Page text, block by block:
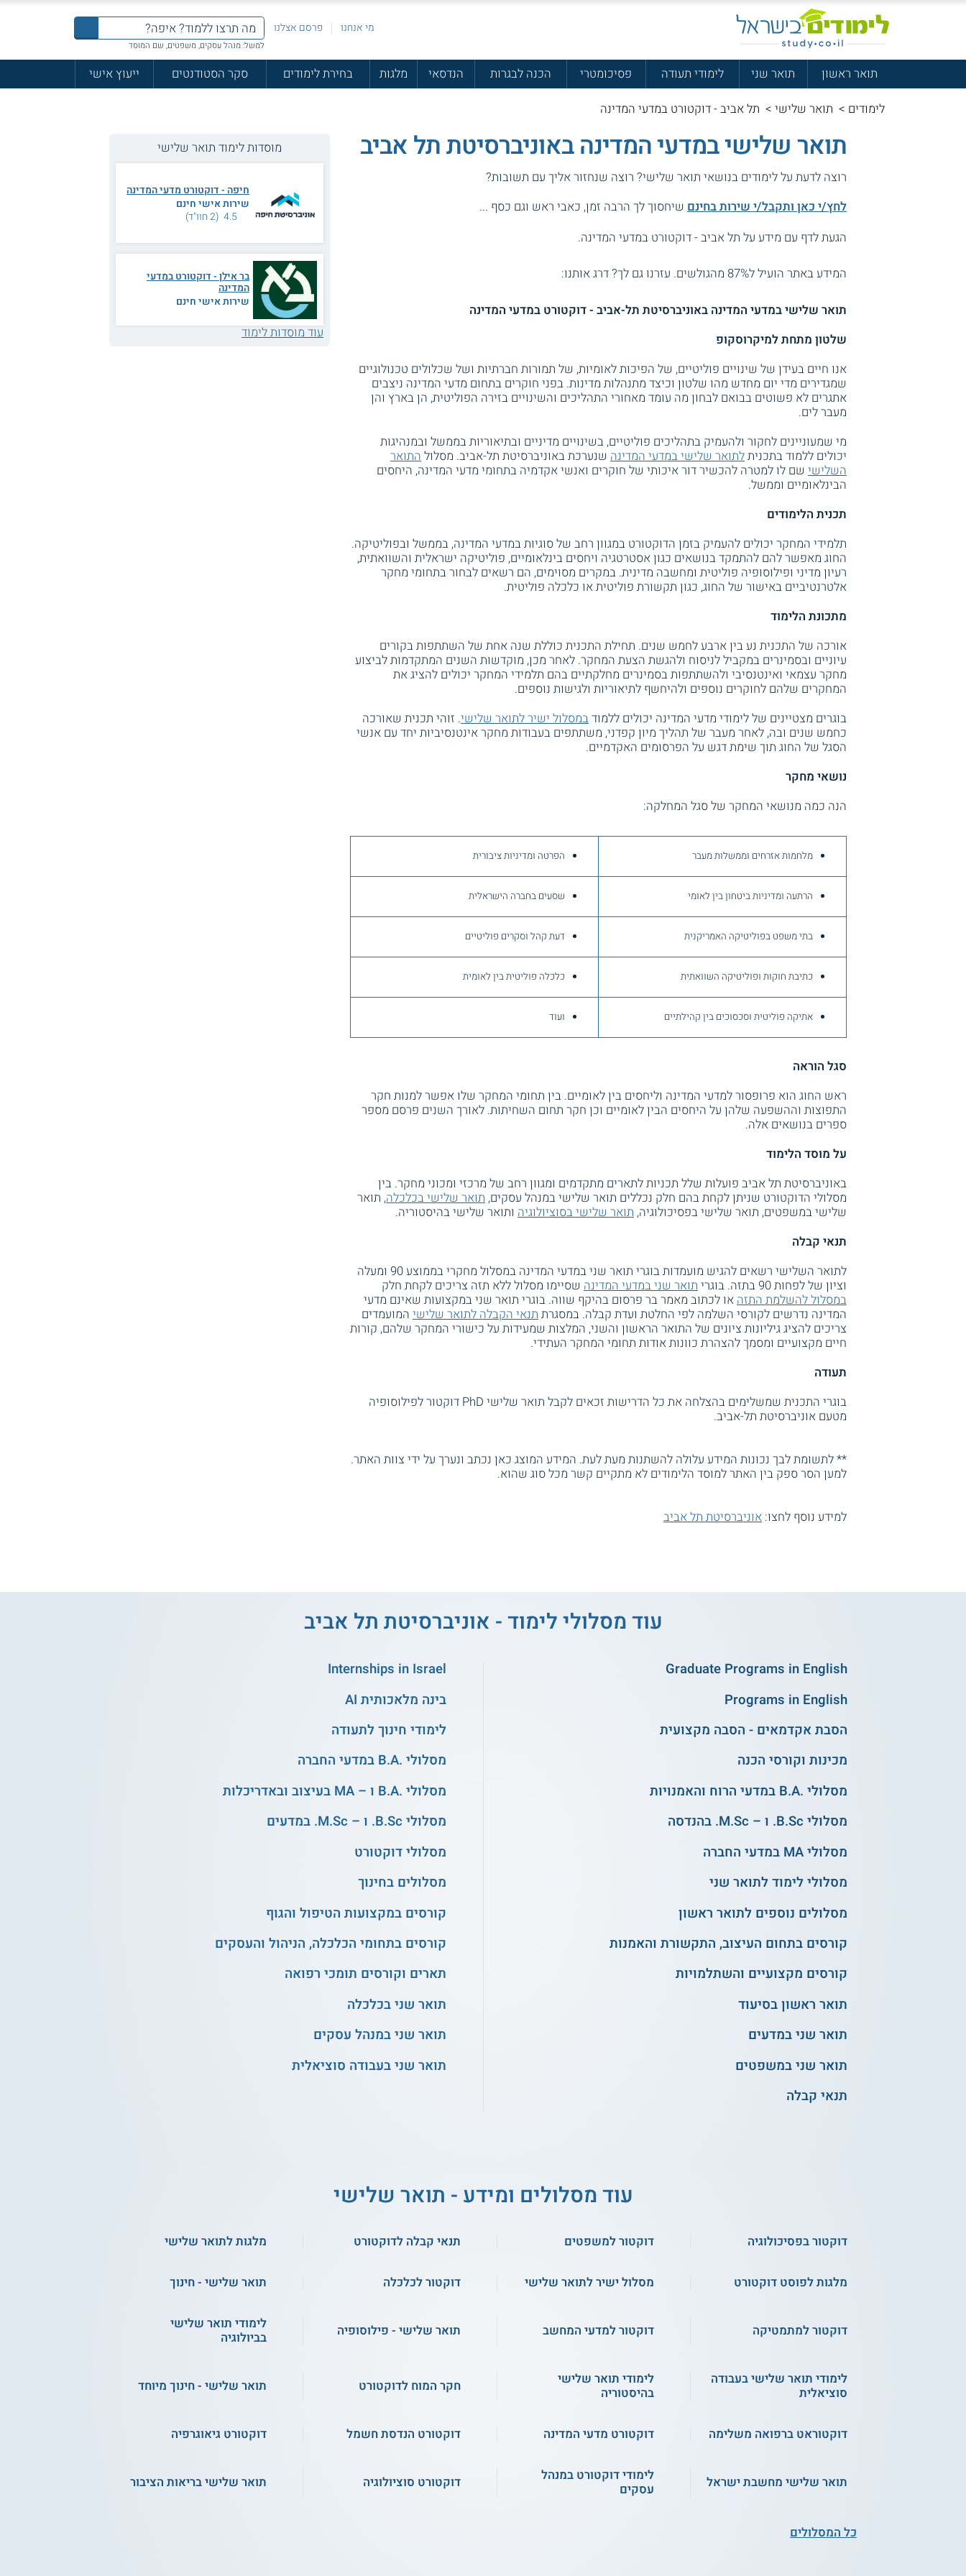
מי אנחנו פרסם אצלנו
למשל: מנהל עסקים, משפטים, שם המוסד
תואר ראשון תואר שני לימודי תעודה פסיכומטרי הכנה לבגרות הנדסאי מלגות בחירת לימודים סקר הסטודנטים
ייעוץ אישי
לימודים > תואר שלישי > תל אביב - דוקטורט במדעי המדינה
תואר שלישי במדעי המדינה באוניברסיטת תל אביב
רוצה לדעת על לימודים בנושאי תואר שלישי? רוצה שנחזור אליך עם תשובות?
לחץ/י כאן ותקבל/י שירות בחינם שיחסוך לך הרבה זמן, כאבי ראש וגם כסף ...
הגעת לדף עם מידע על תל אביב - דוקטורט במדעי המדינה.
המידע באתר הועיל ל87% מהגולשים.
עזרנו גם לך? דרג אותנו:
תואר שלישי במדעי המדינה באוניברסיטת תל-אביב - דוקטורט במדעי המדינה
שלטון מתחת למיקרוסקופ
אנו חיים בעידן של שינויים פוליטיים, של הפיכות לאומיות, של תמורות חברתיות ושל שכלולים טכנולוגיים
שמגדירים מדי יום מחדש מהו שלטון וכיצד מתנהלות מדינות. בפני חוקרים בתחום מדעי המדינה ניצבים
אתגרים לא פשוטים בבואם לבחון מה עומד מאחורי התהליכים והשינויים בזירה הפוליטית, הן בארץ והן
מעבר לים.
מי שמעוניינים לחקור ולהעמיק בתהליכים פוליטיים, בשינויים מדיניים ובתיאוריות בממשל ובמנהיגות
יכולים ללמוד בתכניתלתואר שלישי במדעי המדינה שנערכת באוניברסיטת תל-אביב. מסלולהתואר
השלישי שם לו למטרה להכשיר דור איכותי של חוקרים ואנשי אקדמיה בתחומי מדעי המדינה, היחסים
הבינלאומיים וממשל.
תכנית הלימודים
תלמידי המחקר יכולים להעמיק בזמן הדוקטורט במגוון רחב של סוגיות במדעי המדינה, בממשל ובפוליטיקה.
החוג מאפשר להם להתמקד בנושאים כגון אסטרטגיה ויחסים בינלאומיים, פוליטיקה ישראלית והשוואתית,
רעיון מדיני ופילוסופיה פוליטית ומחשבה מדינית. במקרים מסוימים, הם רשאים לבחור בתחומי מחקר
אלטרנטיביים באישור של החוג, כגון תקשורת פוליטית או כלכלה פוליטית.
מתכונת הלימוד
אורכה של התכנית נע בין ארבע לחמש שנים. תחילת התכנית כוללת שנה אחת של השתתפות בקורים
עיוניים ובסמינרים במקביל לניסוח ולהגשת הצעת המחקר. לאחר מכן, מוקדשות השנים המתקדמות לביצוע
מחקר עצמאי ואינטנסיבי ולהשתתפות בסמינרים מחלקתיים בהם תלמידי המחקר יכולים להציג את
המחקרים שלהם לחוקרים נוספים ולהיחשף לתיאוריות ולגישות נוספים.
בוגרים מצטיינים של לימודי מדעי המדינה יכולים ללמודבמסלול ישיר לתואר שלישי. זוהי תכנית שאורכה
כחמש שנים ובה, לאחר מעבר של תהליך מיון קפדני, משתתפים בעבודות מחקר אינטנסיביות יחד עם אנשי
הסגל של החוג תוך שימת דגש על הפרסומים האקדמיים.
נושאי מחקר
הנה כמה מנושאי המחקר של סגל המחלקה:
מלחמות אזרחים וממשלות מעבר הפרטה ומדיניות ציבורית
הרתעה ומדיניות ביטחון בין לאומי שסעים בחברה הישראלית
בתי משפט בפוליטיקה האמריקנית דעת קהל וסקרים פוליטיים
כתיבת חוקות ופוליטיקה השוואתית כלכלה פוליטית בין לאומית
אתיקה פוליטית וסכסוכים בין קהילתיים ועוד
סגל הוראה
ראש החוג הוא פרופסור למדעי המדינה וליחסים בין לאומיים. בין תחומי המחקר שלו אפשר למנות חקר
התפוצות וההשפעה שלהן על היחסים הבין לאומיים וכן חקר תחום השחיתות. לאורך השנים פרסם מספר
ספרים בנושאים אלה.
על מוסד הלימוד
באוניברסיטת תל אביב פועלות שלל תכניות לתארים מתקדמים ומגוון רחב של מרכזי ומכוני מחקר. בין
מסלולי הדוקטורט שניתן לקחת בהם חלק נכללים תואר שלישי במנהל עסקים, תואר שלישי בכלכלה, תואר
שלישי במשפטים, תואר שלישי בפסיכולוגיה, תואר שלישי בסוציולוגיה ותואר שלישי בהיסטוריה.
תנאי קבלה
לתואר השלישי רשאים להגיש מועמדות בוגרי תואר שני במדעי המדינה במסלול מחקרי בממוצע 90 ומעלה
וציון של לפחות 90 בתזה. בוגרי
תואר שני במדעי המדינה שסיימו מסלול ללא תזה צריכים לקחת חלק
במסלול להשלמת התזה או לכתוב מאמר בר פרסום בהיקף שווה. בוגרי תואר שני במקצועות שאינם מדעי
המדינה נדרשים לקורסי השלמה לפי החלטת ועדת קבלה. במסגרת תנאי הקבלה לתואר שלישי המועמדים
צריכים להציג גיליונות ציונים של התואר הראשון והשני, המלצות שמעידות על כישורי המחקר שלהם, קורות
חיים מקצועיים ומסמך להצהרת כוונות אודות תחומי המחקר העתידי.
תעודה
בוגרי התכנית שמשלימים בהצלחה את כל הדרישות זכאים לקבל תואר שלישי PhD דוקטור לפילוסופיה
מטעם אוניברסיטת תל-אביב.
** לתשומת לבך נכונות המידע עלולה להשתנות מעת לעת. המידע המוצג כאן נכתב ונערך על ידי צוות האתר.
למען הסר ספק בין האתר למוסד הלימודים לא מתקיים קשר מכל סוג שהוא.
למידע נוסף לחצו: אוניברסיטת תל אביב
מוסדות לימוד תואר שלישי
חיפה - דוקטורט מדעי המדינה
שירות אישי חינם
4.5 (2 חוו"ד)
בר אילן - דוקטורט במדעי
המדינה
שירות אישי חינם
עוד מוסדות לימוד
עוד מסלולי לימוד - אוניברסיטת תל אביב
Graduate Programs in English
Programs in English
הסבת אקדמאים - הסבה מקצועית
מכינות וקורסי הכנה
מסלולי .B.A במדעי הרוח והאמנויות
מסלולי B.Sc. ו – M.Sc. בהנדסה
מסלולי MA במדעי החברה
מסלולי לימוד לתואר שני
מסלולים נוספים לתואר ראשון
קורסים בתחום העיצוב, התקשורת והאמנות
קורסים מקצועיים והשתלמויות
תואר ראשון בסיעוד
תואר שני במדעים
תואר שני במשפטים
תנאי קבלה
Internships in Israel
בינה מלאכותית AI
לימודי חינוך לתעודה
מסלולי .B.A במדעי החברה
מסלולי .B.A ו – MA בעיצוב ובאדריכלות
מסלולי B.Sc. ו – M.Sc. במדעים
מסלולי דוקטורט
מסלולים בחינוך
קורסים במקצועות הטיפול והגוף
קורסים בתחומי הכלכלה, הניהול והעסקים
תארים וקורסים תומכי רפואה
תואר שני בכלכלה
תואר שני במנהל עסקים
תואר שני בעבודה סוציאלית
עוד מסלולים ומידע - תואר שלישי
דוקטור בפסיכולוגיה דוקטור למשפטים תנאי קבלה לדוקטורט מלגות לתואר שלישי
מלגות לפוסט דוקטורט מסלול ישיר לתואר שלישי דוקטור לכלכלה תואר שלישי - חינוך
דוקטור למתמטיקה דוקטור למדעי המחשב תואר שלישי - פילוסופיה
לימודי תואר שלישי
בביולוגיה
לימודי תואר שלישי בעבודה
סוציאלית
לימודי תואר שלישי
בהיסטוריה
חקר המוח לדוקטורט תואר שלישי - חינוך מיוחד
דוקטוראט ברפואה משלימה דוקטורט מדעי המדינה דוקטורט הנדסת חשמל דוקטורט גיאוגרפיה
תואר שלישי מחשבת ישראל
לימודי דוקטורט במנהל
עסקים
דוקטורט סוציולוגיה תואר שלישי בריאות הציבור
כל המסלולים